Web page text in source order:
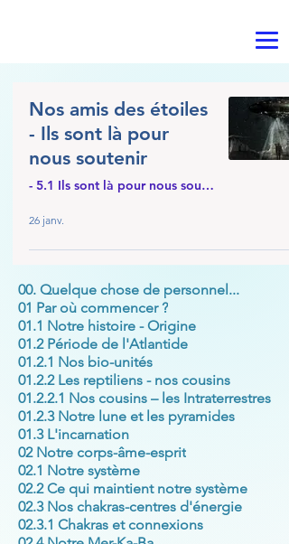
Nos amis des étoiles
- Ils sont là pour
nous soutenir
- 5.1 Ils sont là pour nous souten
26 janv.
00. Quelque chose de personnel...
01 Par où commencer ?
01.1 Notre histoire - Origine
01.2 Période de l'Atlantide
01.2.1 Nos bio-unités
01.2.2 Les reptiliens - nos cousins
01.2.2.1 Nos cousins – les Intraterrestres
01.2.3 Notre lune et les pyramides
01.3 L'incarnation
02 Notre corps-âme-esprit
02.1 Notre système
02.2 Ce qui maintient notre système
02.3 Nos chakras-centres d'énergie
02.3.1 Chakras et connexions